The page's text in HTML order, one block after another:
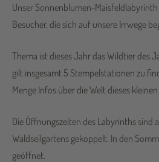
Unser Sonnenblumen-
Besucher, die sich auf unsere Irrwege
Thema ist dieses Jahr das Wildtier des
gilt insgesamt 5 Stempelstationen zu
Menge Infos über die Welt dieses
Die Öffnungszeiten des Labyrinths sind
Waldseilgartens gekoppelt. In den
geöffnet.